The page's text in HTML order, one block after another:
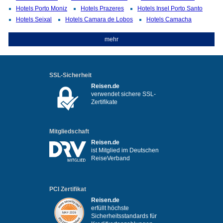
Hotels Porto Moniz
Hotels Prazeres
Hotels Insel Porto Santo
Hotels Seixal
Hotels Camara de Lobos Hotels Camacha
mehr
SSL-Sicherheit
Reisen.de
verwendet sichere SSL-
Zertifikate
Mitgliedschaft
Reisen.de
ist Mitglied im Deutschen
ReiseVerband
PCI Zertifikat
Reisen.de
erfüllt höchste
Sicherheitsstandards für